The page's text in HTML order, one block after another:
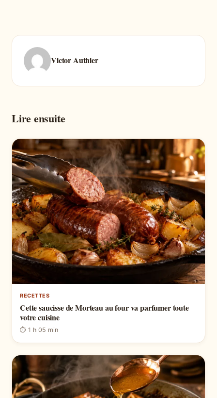
Victor Authier
Lire ensuite
RECETTES
Cette saucisse de Morteau au four va parfumer toute
votre cuisine
⏱ 1 h 05 min